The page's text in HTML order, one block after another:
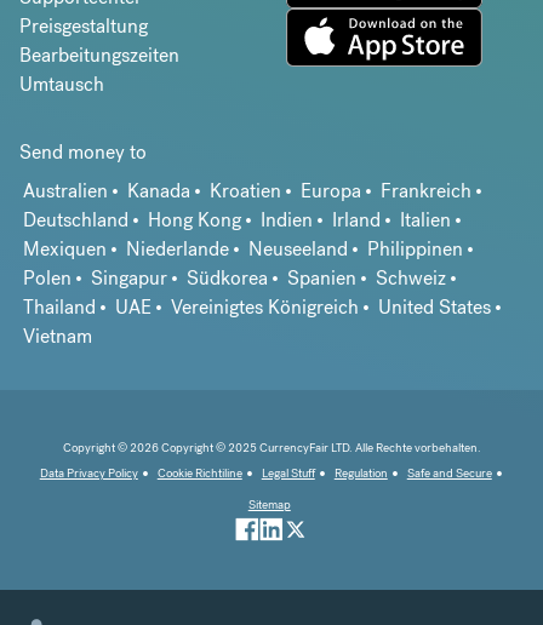
Preisgestaltung
Bearbeitungszeiten
Umtausch
Send money to
Australien
Kanada Kroatien Europa
Frankreich
Deutschland
Hong Kong Indien Irland
Italien
Mexiquen
Niederlande Neuseeland
Philippinen
Polen
Singapur Südkorea Spanien
Schweiz
Thailand
UAE Vereinigtes Königreich
United States
Vietnam
Copyright © 2026 Copyright © 2025 CurrencyFair LTD. Alle Rechte vorbehalten.
Data Privacy Policy
Cookie Richtiline Legal Stuff Regulation
Safe and Secure
Sitemap